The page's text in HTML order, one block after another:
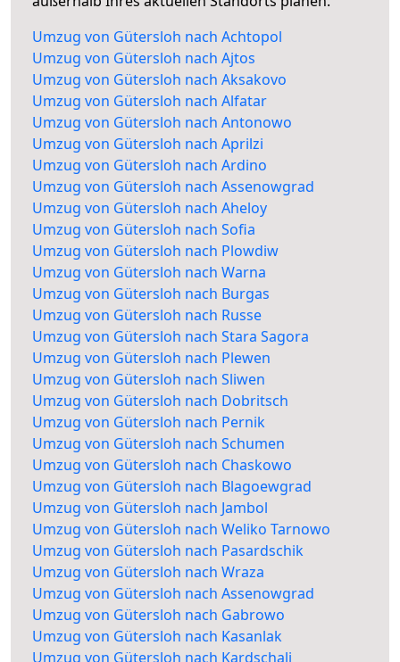
Umzug von Gütersloh nach Achtopol
Umzug von Gütersloh nach Ajtos
Umzug von Gütersloh nach Aksakovo
Umzug von Gütersloh nach Alfatar
Umzug von Gütersloh nach Antonowo
Umzug von Gütersloh nach Aprilzi
Umzug von Gütersloh nach Ardino
Umzug von Gütersloh nach Assenowgrad
Umzug von Gütersloh nach Aheloy
Umzug von Gütersloh nach Sofia
Umzug von Gütersloh nach Plowdiw
Umzug von Gütersloh nach Warna
Umzug von Gütersloh nach Burgas
Umzug von Gütersloh nach Russe
Umzug von Gütersloh nach Stara Sagora
Umzug von Gütersloh nach Plewen
Umzug von Gütersloh nach Sliwen
Umzug von Gütersloh nach Dobritsch
Umzug von Gütersloh nach Pernik
Umzug von Gütersloh nach Schumen
Umzug von Gütersloh nach Chaskowo
Umzug von Gütersloh nach Blagoewgrad
Umzug von Gütersloh nach Jambol
Umzug von Gütersloh nach Weliko Tarnowo
Umzug von Gütersloh nach Pasardschik
Umzug von Gütersloh nach Wraza
Umzug von Gütersloh nach Assenowgrad
Umzug von Gütersloh nach Gabrowo
Umzug von Gütersloh nach Kasanlak
Umzug von Gütersloh nach Kardschali